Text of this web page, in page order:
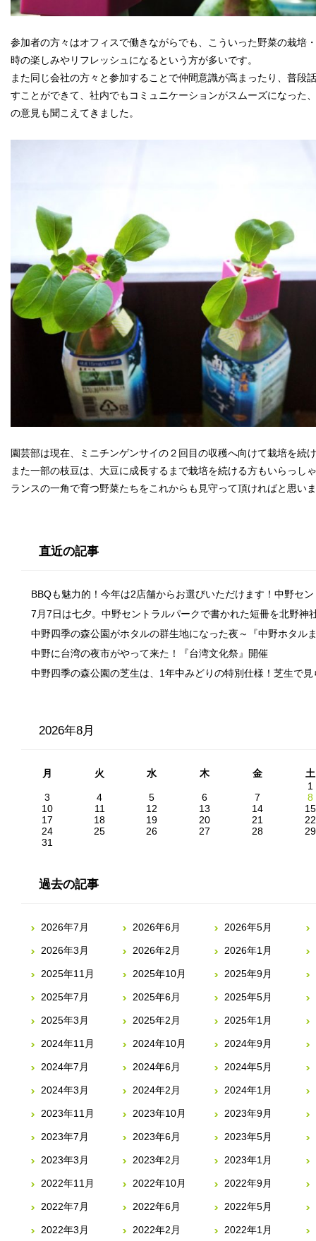
参加者の方々はオフィスで働きながらでも、こういった野菜の栽培
時の楽しみやリフレッシュになるという方が多いです。
また同じ会社の方々と参加することで仲間意識が高まったり、普段
すことができて、社内でもコミュニケーションがスムーズになった
の意見も聞こえてきました。
園芸部は現在、ミニチンゲンサイの２回目の収穫へ向けて栽培を続
また一部の枝豆は、大豆に成長するまで栽培を続ける方もいらっし
ランスの一角で育つ野菜たちをこれからも見守って頂ければと思い
直近の記事
BBQも魅力的！今年は2店舗からお選びいただけます！中野セ
7月7日は七夕。中野セントラルパークで書かれた短冊を北野神
中野四季の森公園がホタルの群生地になった夜～『中野ホタル
中野に台湾の夜市がやって来た！『台湾文化祭』開催
中野四季の森公園の芝生は、1年中みどりの特別仕様！芝生で
2026年8月
月 火 水 木 金
土
1
3
4 5 6 7
8
10
11 12 13 14
15
17
18 19 20 21
22
24
25 26 27 28
29
31
過去の記事
2026年7月 2026年6月 2026年5月
2026年3月 2026年2月 2026年1月
2025年11月 2025年10月 2025年9月
2025年7月 2025年6月 2025年5月
2025年3月 2025年2月 2025年1月
2024年11月 2024年10月 2024年9月
2024年7月 2024年6月 2024年5月
2024年3月 2024年2月 2024年1月
2023年11月 2023年10月 2023年9月
2023年7月 2023年6月 2023年5月
2023年3月 2023年2月 2023年1月
2022年11月 2022年10月 2022年9月
2022年7月 2022年6月 2022年5月
2022年3月 2022年2月 2022年1月